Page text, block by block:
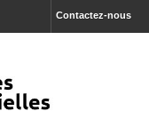
Contactez-nous